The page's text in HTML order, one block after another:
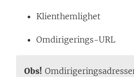
Klienthemlighet
Omdirigerings-URL
Obs!